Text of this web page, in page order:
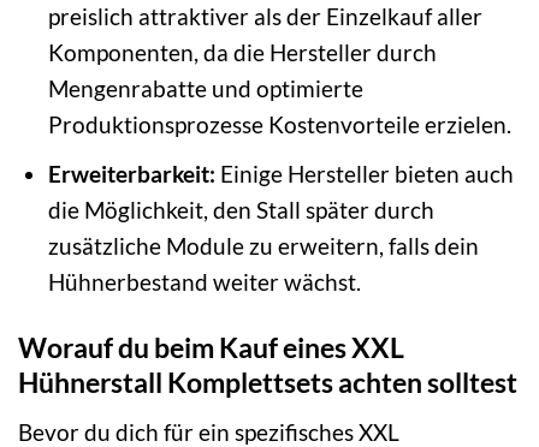
preislich attraktiver als der Einzelkauf aller
Komponenten, da die Hersteller durch
Mengenrabatte und optimierte
Produktionsprozesse Kostenvorteile erzielen.
Erweiterbarkeit: Einige Hersteller bieten auch
die Möglichkeit, den Stall später durch
zusätzliche Module zu erweitern, falls dein
Hühnerbestand weiter wächst.
Worauf du beim Kauf eines XXL
Hühnerstall Komplettsets achten solltest
Bevor du dich für ein spezifisches XXL